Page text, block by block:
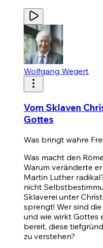
Wolfgang Wegert
Vom Sklaven
Gottes
Was bringt wahre
Was macht den
Warum veränderte
Martin Luther
nicht
Sklaverei unter
sprengt! Wer sind
und wie wirkt Gottes
bereit, diese
zu verstehen?